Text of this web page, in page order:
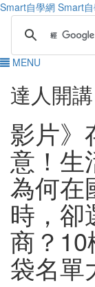
Smart自學網 Smart
MENU
達人開講
影片》
意！生
為何在
時，卻
商？10
袋名單